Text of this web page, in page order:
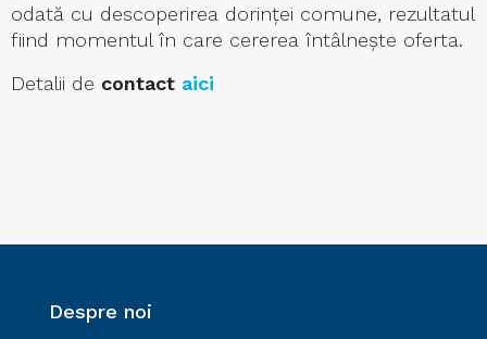
odată cu descoperirea dorinţei comune, rezultatul
fiind momentul în care cererea întâlneşte oferta.
Detalii de contact aici
Despre noi